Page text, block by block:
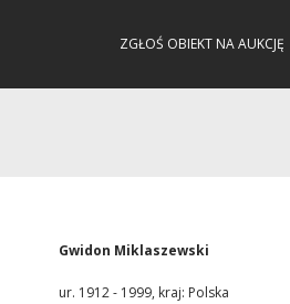
ZGŁOŚ OBIEKT NA AUKCJĘ
Gwidon Miklaszewski
ur. 1912 - 1999, kraj: Polska